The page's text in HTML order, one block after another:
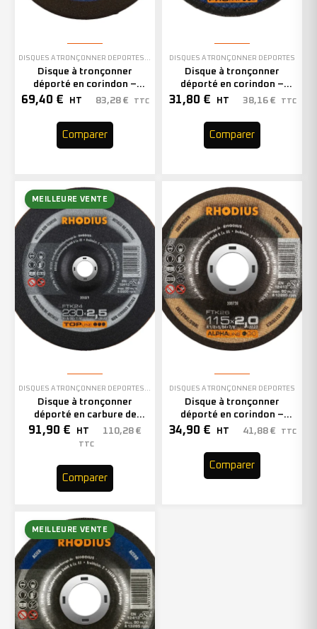
DISQUES À TRONÇONNER DÉPORTÉS
, EN STOCK
Disque à tronçonner
déporté en corindon –
230mm – 200943 (x25)
69,40 € HT 83,28 € TTC
Comparer
DISQUES À TRONÇONNER DÉPORTÉS
Disque à tronçonner
déporté en corindon –
105mm – 200843 (x25)
31,80 € HT 38,16 € TTC
Comparer
MEILLEURE VENTE
DISQUES À TRONÇONNER DÉPORTÉS
, EN STOCK
Disque à tronçonner
déporté en carbure de
silicium – 230mm – 201079
(x25)
91,90 € HT 110,28 €
TTC
Comparer
DISQUES À TRONÇONNER DÉPORTÉS
Disque à tronçonner
déporté en corindon –
115mm – 208728 (x25)
34,90 € HT 41,88 € TTC
Comparer
MEILLEURE VENTE